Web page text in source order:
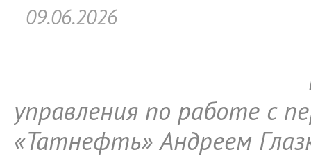
09.06.2026
управления по работе с
«Татнефть» Андреем